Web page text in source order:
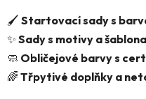
🖌️ Startovací sady s
✨ Sady s motivy a
🧼 Obličejové barvy s
🌈 Třpytivé doplňky a